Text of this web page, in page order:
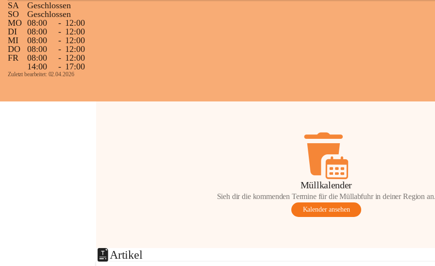
SA
Geschlossen
SO
Geschlossen
MO 08:00 - 12:00
DI
08:00 - 12:00
MI
08:00 - 12:00
DO
08:00 - 12:00
FR
08:00 - 12:00
14:00
- 17:00
Zuletzt bearbeitet: 02.04.2026
Müllkalender
Sieh dir die kommenden Termine für die Müllabfuhr in deiner Region an.
Kalender ansehen
Artikel